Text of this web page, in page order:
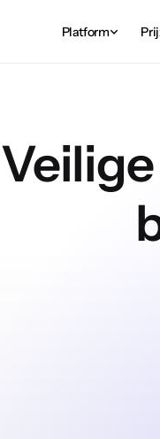
Platform